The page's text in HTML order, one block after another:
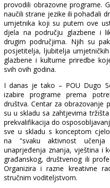
provodili obrazovne programe.
naučili strane jezike ili pohađali
umjetnika koji su putem ove
djela na području glazbene i
drugim područjima. Njih su
posjetitelja, ljubitelja
glazbene i kulturne priredbe
svih ovih godina.
I danas je tako – POU Dugo
izabire programe prema
društva. Centar za obrazovanje
su u skladu sa zahtjevima
prekvalifikacija do
sve u skladu s konceptom
na "svaku aktivnost
unaprjeđenja znanja, vještina i
građanskog, društvenog ili
Organizira i razne kreativne
stručnim voditeljstvom.